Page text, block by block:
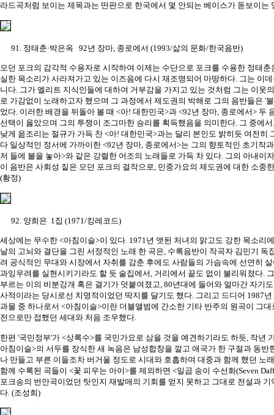
라드곡처럼 보이는 제목과는 딴판으로 한국에서 몇 안되는 베이스가 돋보이는
91. 정태춘·박은옥 92년 장마, 종로에서 (1993/삶의 문화/한국음반)
모던 포크의 감각적 수용자로 시작하여 이제는 수단으로 포크를 수용한 정태
실한 목소리가 사라져가고 있는 이즈음에 다시 재조명되어 마땅하다. 그는 이
니다. 그가 엘리트 지식인들에 대하여 거부감을 가지고 있는 것처럼 그는 이웃
로 가감없이 노래하고자 했으며 그 과정에서 제도권의 박해로 그의 음반들은 '
었다. 이러한 배경을 뒤돌아 볼 때 <아! 대한민국>과 <92년 장마, 종로에서> 두
선택이 옳았으며 그의 투쟁이 조그마한 승리를 획득했음을 의미한다. 그 중에
낮게 읊조리는 절규가 가득 찬 <아! 대한민국>과는 달리 본인도 밝히듯 여전히
다 일상적인 정서에 가까이한 <92년 장마, 종로에서>는 그의 향토적인 초기작
저 들에 불을 놓아>와 같은 강렬한 어조의 노래들로 가득 차 있다. 그의 아내이
이 음반은 사회성 짙은 모던 포크의 걸작으로, 민중가요의 제도권에 대한 소중
(황정)
92. 양희은 1집 (1971/킹레코드)
세상에는 무수한 <아침이슬>이 있다. 1971년 앳된 처녀의 맑고도 강한 목소리
날의 고뇌와 결단을 그린 서정적인 노래 한 곡은, 수록음반이 작곡자 김민기 독
려 공식적인 무대와 시장에서 자취를 감춘 후에도 사람들의 가슴속에 선연히
과잉우려를 실현시키기라도 할 듯 술집에서, 거리에서 끝도 없이 불리워졌다.
부르는 이의 비분강개 혹은 결기가 덧붙여졌고, 80년대에 들어와 얼마간 자기
사적이라는 당시로선 치명적이었던 딱지를 달기도 했다. 그리고 드디어 1987
과물 중 하나로서 <아침이슬>이란 더블앨범에 간소한 기타 반주의 원곡이 그
전으로만 접했던 세대와 처음 조우했다.
한편 '국민정부'가 <상록수>를 국민가요로 삼을 것을 예견하기라도 하듯, 작년
아침이슬>의 서두를 장식한 새 녹음은 남성합창을 깔고 애국가 한 구절과 동반
나 만들고 부른 이들조차 버거울 정도로 시대와 호흡하며 대중과 함께 했던 노
함께 수록된 곡들이 <꽃 피우는 아이>를 제외하면 <일곱 송이 수선화(Seven
포크송의 번안곡이었던 탓인지 재발매의 기회를 얻지 못하고 그대로 전설과
다. (조성희)